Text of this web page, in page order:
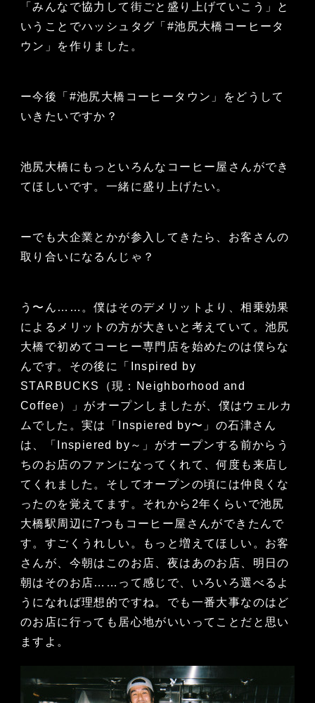
「みんなで協力して街ごと盛り上げていこう」と
いうことでハッシュタグ「#池尻大橋コーヒータ
ウン」を作りました。
ー今後「#池尻大橋コーヒータウン」をどうして
いきたいですか？
池尻大橋にもっといろんなコーヒー屋さんができ
てほしいです。一緒に盛り上げたい。
ーでも大企業とかが参入してきたら、お客さんの
取り合いになるんじゃ？
う〜ん……。僕はそのデメリットより、相乗効果
によるメリットの方が大きいと考えていて。池尻
大橋で初めてコーヒー専門店を始めたのは僕らな
んです。その後に「Inspired by
STARBUCKS（現：Neighborhood and
Coffee）」がオープンしましたが、僕はウェルカ
ムでした。実は「Inspiered by〜」の石津さん
は、「Inspiered by～」がオープンする前からう
ちのお店のファンになってくれて、何度も来店し
てくれました。そしてオープンの頃には仲良くな
ったのを覚えてます。それから2年くらいで池尻
大橋駅周辺に7つもコーヒー屋さんができたんで
す。すごくうれしい。もっと増えてほしい。お客
さんが、今朝はこのお店、夜はあのお店、明日の
朝はそのお店……って感じで、いろいろ選べるよ
うになれば理想的ですね。でも一番大事なのはど
のお店に行っても居心地がいいってことだと思い
ますよ。